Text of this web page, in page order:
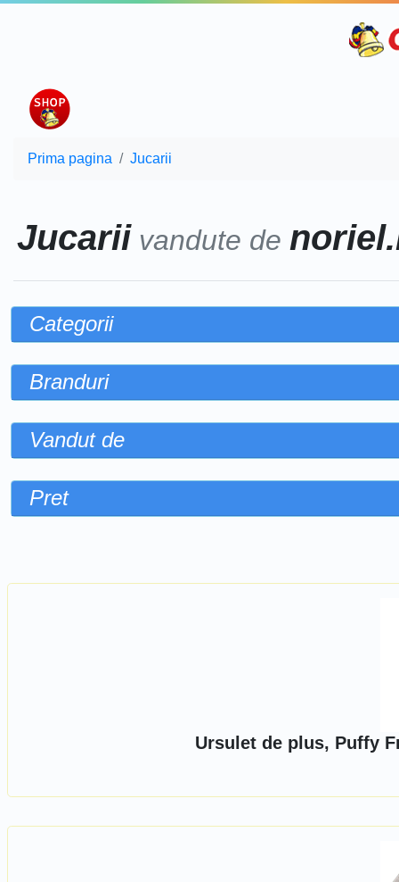
Prima pagina Jucarii
Jucariivandute de
Categorii
Branduri
Vandut de
Pret
Ursulet de plus, Puffy